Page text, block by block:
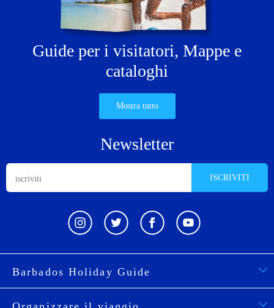
Guide per i visitatori, Mappe e
cataloghi
Mostra tutto
Newsletter
ISCRIVITI
Barbados Holiday Guide